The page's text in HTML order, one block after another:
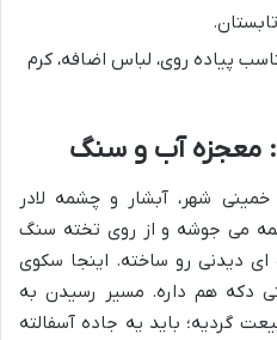
پیاده روی، لباس اضافه، کرم
معجزه آب و سنگ
شهر، آبشار و چشمه لادر
می جوشه و از روی تخته سنگ
ای دیدنی رو ساخته. اینجا سکوی
دکه هم داره. مسیر رسیدن به
گردیه؛ باید یه جاده آسفالته